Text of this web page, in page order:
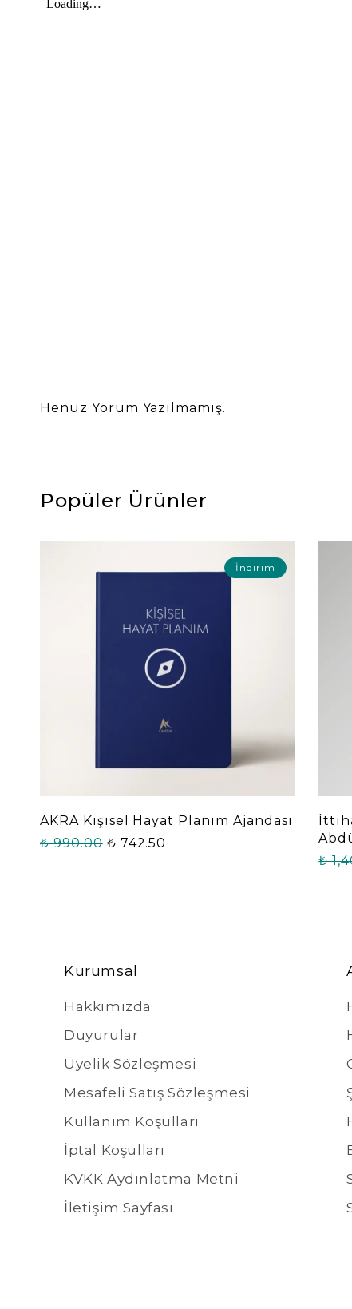
Henüz Yorum Yazılmamış.
Popüler Ürünler
İndirim
AKRA Kişisel Hayat Planım Ajandası
₺ 990.00 ₺ 742.50
₺
Kurumsal
Hakkımızda
Duyurular
Üyelik Sözleşmesi
Mesafeli Satış Sözleşmesi
Kullanım Koşulları
İptal Koşulları
KVKK Aydınlatma Metni
İletişim Sayfası